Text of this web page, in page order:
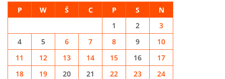
P W Ś C P S N
1 2
3
4
5 6 7 8 9
10
11
12 13 14 15 16
17
18
19 20 21 22 23
24